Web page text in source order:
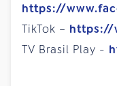
https://
TikTok – https://
TV Brasil Play -